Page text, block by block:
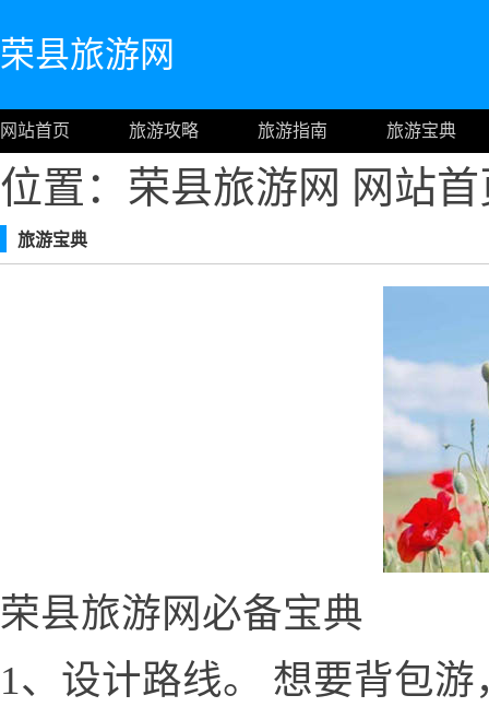
荣县旅游网
网站首页 旅游攻略 旅游指南 旅游宝典
位置：荣县旅游网 网站
旅游宝典
荣县旅游网必备宝典
1、设计路线。 想要背包